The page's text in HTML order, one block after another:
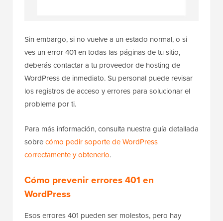
Sin embargo, si no vuelve a un estado normal, o si
ves un error 401 en todas las páginas de tu sitio,
deberás contactar a tu proveedor de hosting de
WordPress de inmediato. Su personal puede revisar
los registros de acceso y errores para solucionar el
problema por ti.
Para más información, consulta nuestra guía detallada
sobrecómo pedir soporte de WordPress
correctamente y obtenerlo.
Cómo prevenir errores 401 en
WordPress
Esos errores 401 pueden ser molestos, pero hay